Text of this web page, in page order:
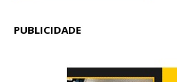
PUBLICIDADE